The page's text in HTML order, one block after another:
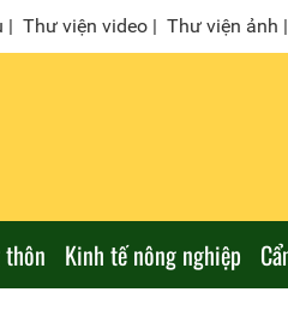
| Thư viện video | Thư viện ảnh |
Kinh tế nông nghiệp